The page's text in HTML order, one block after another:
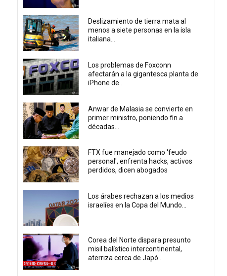
Deslizamiento de tierra mata al
menos a siete personas en la isla
italiana...
Los problemas de Foxconn
afectarán a la gigantesca planta de
iPhone de...
Anwar de Malasia se convierte en
primer ministro, poniendo fin a
décadas...
FTX fue manejado como 'feudo
personal', enfrenta hacks, activos
perdidos, dicen abogados
Los árabes rechazan a los medios
israelíes en la Copa del Mundo...
Corea del Norte dispara presunto
misil balístico intercontinental,
aterriza cerca de Japó...